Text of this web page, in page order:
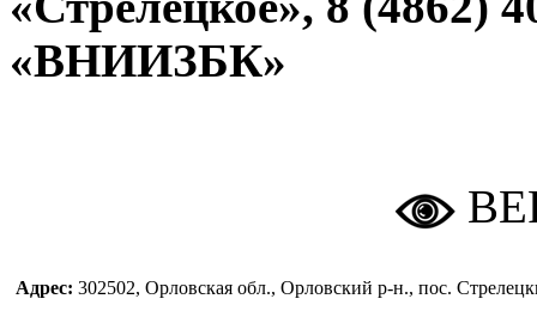
«ВНИИЗБК»
Адрес: 302502, Орловская обл., Орловский р-н., пос.